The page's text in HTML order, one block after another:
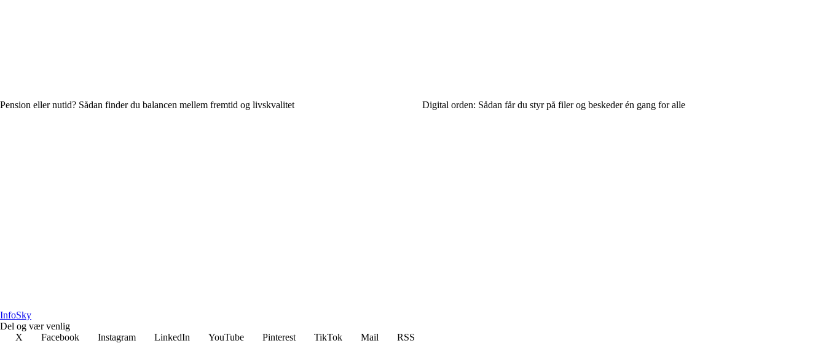
Pension eller nutid? Sådan finder du balancen mellem fremtid og livskvalitet Digital orden: Sådan får du styr på filer og beskeder én gang for alle
InfoSky
Del og vær venlig
X
Facebook Instagram LinkedIn YouTube Pinterest TikTok Mail
RSS